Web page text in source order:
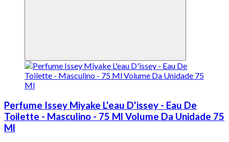
Perfume Issey Miyake L'eau D'issey - Eau De
Toilette - Masculino - 75 Ml Volume Da Unidade 75
Ml